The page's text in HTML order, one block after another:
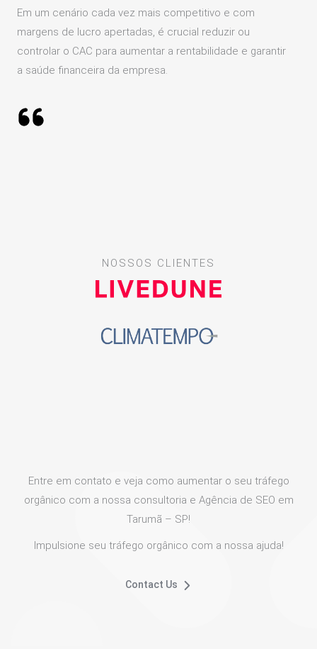
Em um cenário cada vez mais competitivo e com
margens de lucro apertadas, é crucial reduzir ou
controlar o CAC para aumentar a rentabilidade e garantir
a saúde financeira da empresa.
NOSSOS CLIENTES
Entre em contato e veja como aumentar o seu tráfego
orgânico com a nossa consultoria e Agência de SEO em
Tarumã – SP!
Impulsione seu tráfego orgânico com a nossa ajuda!
Contact Us